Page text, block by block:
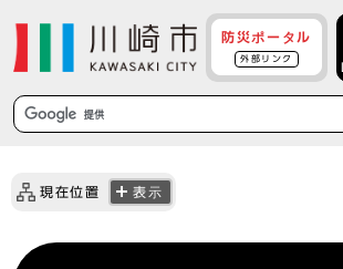
防災ポータル
外部リンク
現在位置 表示